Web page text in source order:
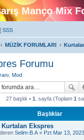
Manço Mix
SSS
MÜZİK FORUMLARI
Forumu
Mod
27 başlık • 1 . sayfa (Toplam 1
Başlıklar
Ekspres
Selim-B.A « Pzt Mar 13,